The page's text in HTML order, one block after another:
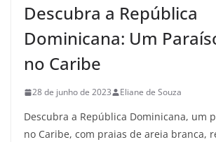
Descubra a República
Dominicana: Um
no Caribe
28 de junho de 2023 Eliane de Souza
Descubra a República Dominicana, um
no Caribe, com praias de areia branca,